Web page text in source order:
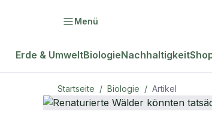
Menü
Erde & UmweltBiologieNachhaltigkeit
Startseite / Biologie / Artikel